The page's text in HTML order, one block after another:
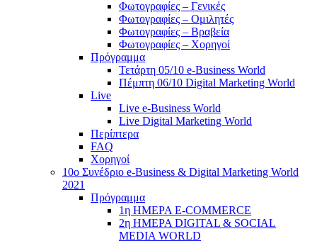
Φωτογραφίες – Γενικές
Φωτογραφίες – Ομιλητές
Φωτογραφίες – Βραβεία
Φωτογραφίες – Χορηγοί
Πρόγραμμα
Τετάρτη 05/10 e-Business World
Πέμπτη 06/10 Digital Marketing World
Live
Live e-Business World
Live Digital Marketing World
Περίπτερα
FAQ
Χορηγοί
10o Συνέδριο e-Business & Digital Marketing World
2021
Πρόγραμμα
1η ΗΜΕΡΑ E-COMMERCE
2η ΗΜΕΡΑ DIGITAL & SOCIAL
MEDIA WORLD